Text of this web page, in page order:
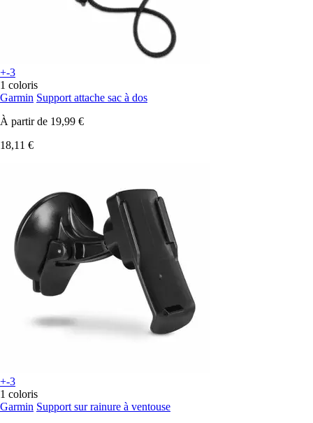
+-3
1 coloris
Garmin Support attache sac à dos
À partir de 19,99 €
18,11 €
+-3
1 coloris
Garmin Support sur rainure à ventouse